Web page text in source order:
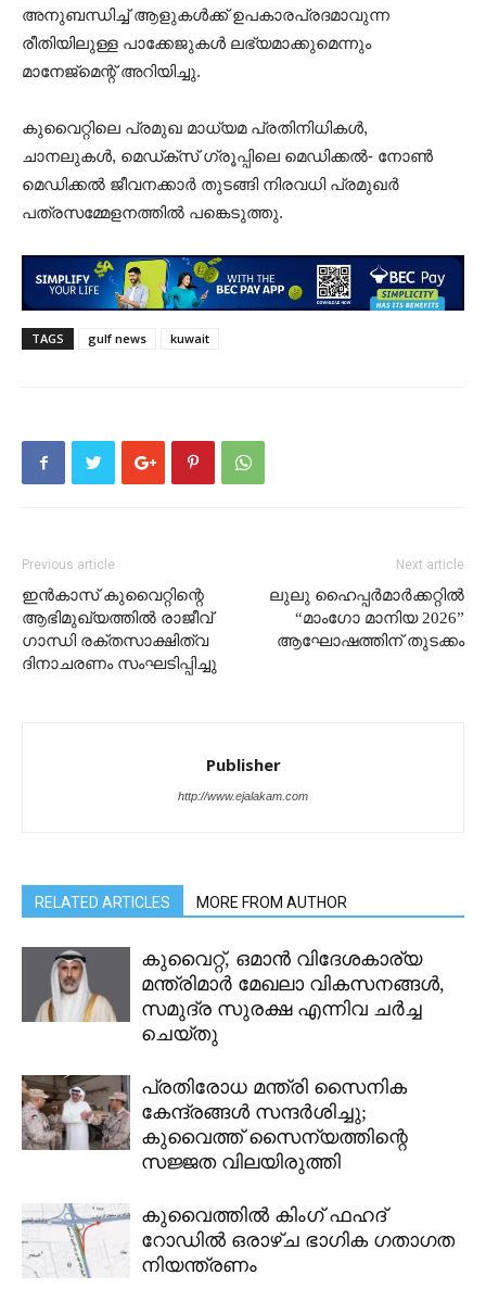
അനുബന്ധിച്ച് ആളുകൾക്ക് ഉപകാരപ്രദമാവുന്ന
രീതിയിലുള്ള പാക്കേജുകൾ ലഭ്യമാക്കുമെന്നും
മാനേജ്‍മെന്റ് അറിയിച്ചു.
കുവൈറ്റിലെ പ്രമുഖ മാധ്യമ പ്രതിനിധികൾ,
ചാനലുകൾ, മെഡ്ക്സ് ഗ്രൂപ്പിലെ മെഡിക്കൽ- നോൺ
മെഡിക്കൽ ജീവനക്കാർ തുടങ്ങി നിരവധി പ്രമുഖർ
പത്രസമ്മേളനത്തിൽ പങ്കെടുത്തു.
TAGS gulf news kuwait
Previous article
ഇൻകാസ് കുവൈറ്റിന്റെ
ആഭിമുഖ്യത്തിൽ രാജീവ്
ഗാന്ധി രക്തസാക്ഷിത്വ
ദിനാചരണം സംഘടിപ്പിച്ചു
Next article
ലുലു ഹൈപ്പർമാർക്കറ്റിൽ
“മാംഗോ മാനിയ 2026”
ആഘോഷത്തിന് തുടക്കം
Publisher
http://www.ejalakam.com
RELATED ARTICLES MORE FROM AUTHOR
കുവൈറ്റ്, ഒമാൻ വിദേശകാര്യ
മന്ത്രിമാർ മേഖലാ വികസനങ്ങൾ,
സമുദ്ര സുരക്ഷ എന്നിവ ചർച്ച
ചെയ്തു
പ്രതിരോധ മന്ത്രി സൈനിക
കേന്ദ്രങ്ങൾ സന്ദർശിച്ചു;
കുവൈത്ത് സൈന്യത്തിന്റെ
സജ്ജത വിലയിരുത്തി
കുവൈത്തിൽ കിംഗ് ഫഹദ്
റോഡിൽ ഒരാഴ്ച ഭാഗിക ഗതാഗത
നിയന്ത്രണം